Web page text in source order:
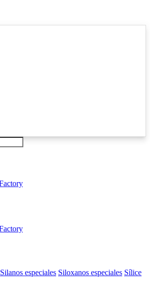
Silanos especiales Siloxanos especiales Sílice